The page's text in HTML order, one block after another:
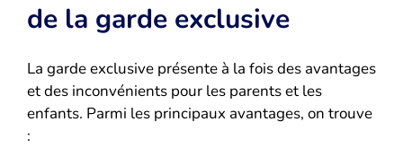
de la garde exclusive
La garde exclusive présente à la fois des avantages
et des inconvénients pour les parents et les
enfants. Parmi les principaux avantages, on trouve
: